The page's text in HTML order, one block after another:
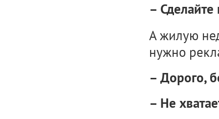
–
А жилую
нужно
– Дорого,
– Не